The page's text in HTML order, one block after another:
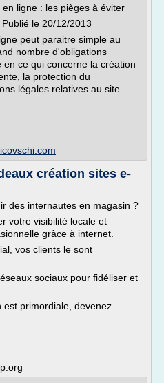
ligne : les pièges à éviter
le 20/12/2013
peut paraitre simple au
nombre d'obligations
ce qui concerne la création
la protection du
légales relatives au site
création sites e-
des internautes en magasin ?
votre visibilité locale et
grâce à internet.
vos clients le sont
sociaux pour fidéliser et
est primordiale, devenez